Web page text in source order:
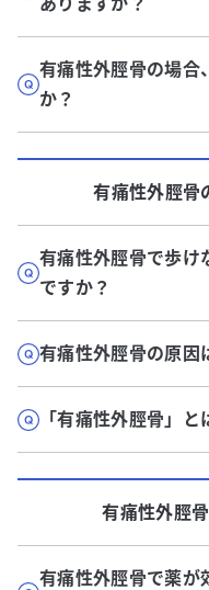
有痛性外脛骨の場合
か？
有痛性外脛骨
有痛性外脛骨で歩け
ですか？
有痛性外脛骨の原因
「有痛性外脛骨」
有痛性外脛骨
有痛性外脛骨で薬が